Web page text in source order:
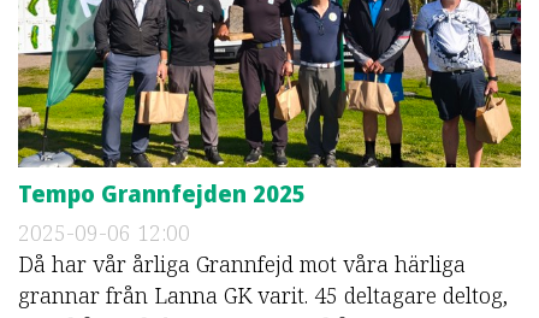
Tempo Grannfejden 2025
2025-09-06 12:00
Då har vår årliga Grannfejd mot våra härliga
grannar från Lanna GK varit. 45 deltagare deltog,